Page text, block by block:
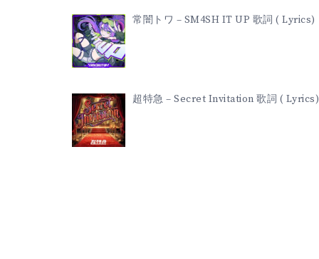
常闇トワ – SM4SH IT UP 歌詞 ( Lyrics)
超特急 – Secret Invitation 歌詞 ( Lyrics)